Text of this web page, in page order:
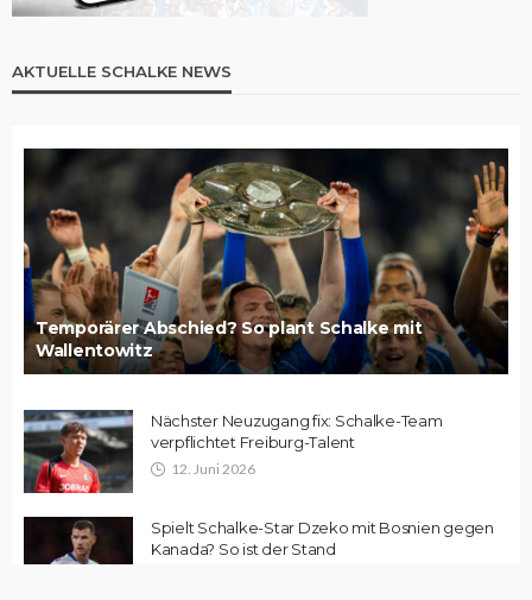
AKTUELLE SCHALKE NEWS
Temporärer Abschied? So plant Schalke mit
Wallentowitz
Nächster Neuzugang fix: Schalke-Team
verpflichtet Freiburg-Talent
12. Juni 2026
Spielt Schalke-Star Dzeko mit Bosnien gegen
Kanada? So ist der Stand